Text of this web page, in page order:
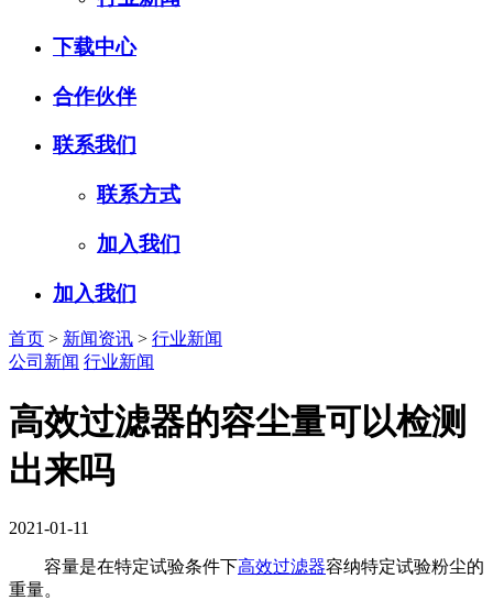
下载中心
合作伙伴
联系我们
联系方式
加入我们
加入我们
首页 > 新闻资讯 > 行业新闻
公司新闻 行业新闻
高效过滤器的容尘量可以检测
出来吗
2021-01-11
容量是在特定试验条件下高效过滤器容纳特定试验粉尘的
重量。